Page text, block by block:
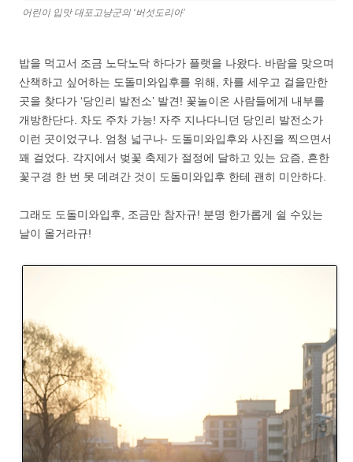
어린이 입맛 대포고냥군의 ‘버섯도리아’
밥을 먹고서 조금 노닥노닥 하다가 플랫을 나왔다. 바람을 맞으며
산책하고 싶어하는 도돌미와입후를 위해, 차를 세우고 걸을만한
곳을 찾다가 ‘당인리 발전소’ 발견! 꽃놀이온 사람들에게 내부를
개방한단다. 차도 주차 가능! 자주 지나다니던 당인리 발전소가
이런 곳이었구나. 엄청 넓구나- 도돌미와입후와 사진을 찍으면서
꽤 걸었다. 각지에서 벚꽃 축제가 절정에 달하고 있는 요즘, 흔한
꽃구경 한 번 못 데려간 것이 도돌미와입후 한테 괜히 미안하다.
그래도 도돌미와입후, 조금만 참자규! 분명 한가롭게 쉴 수있는
날이 올거라규!